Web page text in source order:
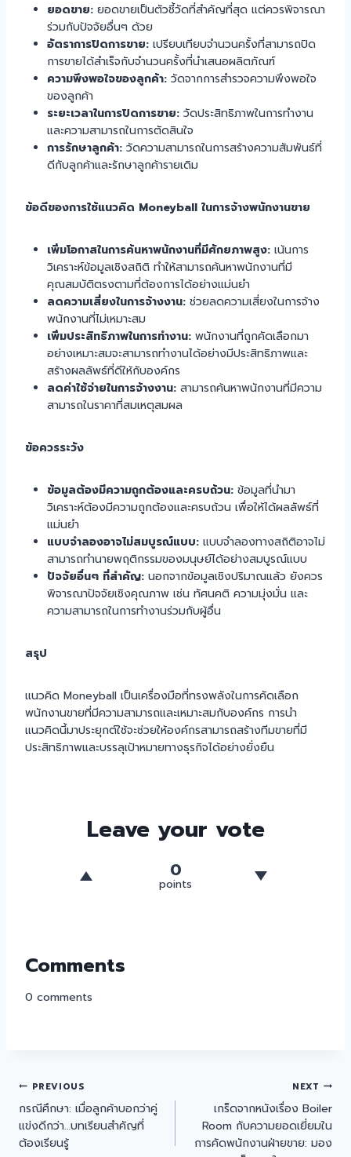
ยอดขาย: ยอดขายเป็นตัวชี้วัดที่สำคัญที่สุด แต่ควรพิจารณา
ร่วมกับปัจจัยอื่นๆ ด้วย
อัตราการปิดการขาย: เปรียบเทียบจำนวนครั้งที่สามารถปิด
การขายได้สำเร็จกับจำนวนครั้งที่นำเสนอผลิตภัณฑ์
ความพึงพอใจของลูกค้า: วัดจากการสำรวจความพึงพอใจ
ของลูกค้า
ระยะเวลาในการปิดการขาย: วัดประสิทธิภาพในการทำงาน
และความสามารถในการตัดสินใจ
การรักษาลูกค้า: วัดความสามารถในการสร้างความสัมพันธ์ที่
ดีกับลูกค้าและรักษาลูกค้ารายเดิม
ข้อดีของการใช้แนวคิด Moneyball ในการจ้างพนักงานขาย
เพิ่มโอกาสในการค้นหาพนักงานที่มีศักยภาพสูง: เน้นการ
วิเคราะห์ข้อมูลเชิงสถิติ ทำให้สามารถค้นหาพนักงานที่มี
คุณสมบัติตรงตามที่ต้องการได้อย่างแม่นยำ
ลดความเสี่ยงในการจ้างงาน: ช่วยลดความเสี่ยงในการจ้าง
พนักงานที่ไม่เหมาะสม
เพิ่มประสิทธิภาพในการทำงาน: พนักงานที่ถูกคัดเลือกมา
อย่างเหมาะสมจะสามารถทำงานได้อย่างมีประสิทธิภาพและ
สร้างผลลัพธ์ที่ดีให้กับองค์กร
ลดค่าใช้จ่ายในการจ้างงาน: สามารถค้นหาพนักงานที่มีความ
สามารถในราคาที่สมเหตุสมผล
ข้อควรระวัง
ข้อมูลต้องมีความถูกต้องและครบถ้วน: ข้อมูลที่นำมา
วิเคราะห์ต้องมีความถูกต้องและครบถ้วน เพื่อให้ได้ผลลัพธ์ที่
แม่นยำ
แบบจำลองอาจไม่สมบูรณ์แบบ: แบบจำลองทางสถิติอาจไม่
สามารถทำนายพฤติกรรมของมนุษย์ได้อย่างสมบูรณ์แบบ
ปัจจัยอื่นๆ ที่สำคัญ: นอกจากข้อมูลเชิงปริมาณแล้ว ยังควร
พิจารณาปัจจัยเชิงคุณภาพ เช่น ทัศนคติ ความมุ่งมั่น และ
ความสามารถในการทำงานร่วมกับผู้อื่น
สรุป
แนวคิด Moneyball เป็นเครื่องมือที่ทรงพลังในการคัดเลือก
พนักงานขายที่มีความสามารถและเหมาะสมกับองค์กร การนำ
แนวคิดนี้มาประยุกต์ใช้จะช่วยให้องค์กรสามารถสร้างทีมขายที่มี
ประสิทธิภาพและบรรลุเป้าหมายทางธุรกิจได้อย่างยั่งยืน
Leave your vote
0
points
Comments
0 comments
PREVIOUS
กรณีศึกษา: เมื่อลูกค้าบอกว่าคู่
แข่งดีกว่า…บทเรียนสำคัญที่
ต้องเรียนรู้
NEXT
เกร็ดจากหนังเรื่อง Boiler
Room กับความยอดเยี่ยมใน
การคัดพนักงานฝ่ายขาย: มอง